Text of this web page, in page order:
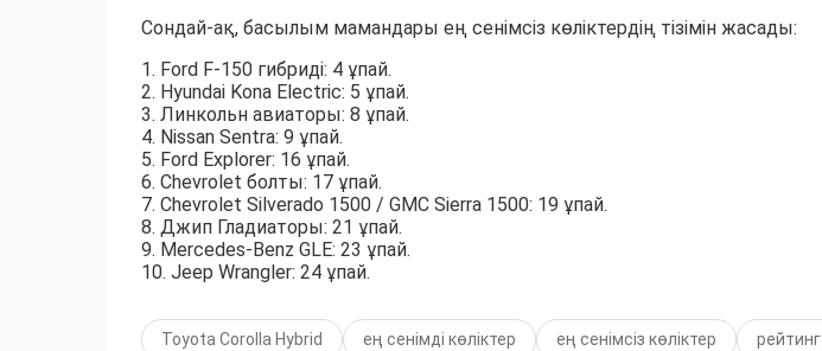
Сондай-ақ, басылым мамандары ең сенімсіз көліктердің тізімін жасады:
1. Ford F-150 гибриді: 4 ұпай.
2. Hyundai Kona Electric: 5 ұпай.
3. Линкольн авиаторы: 8 ұпай.
4. Nissan Sentra: 9 ұпай.
5. Ford Explorer: 16 ұпай.
6. Chevrolet болты: 17 ұпай.
7. Chevrolet Silverado 1500 / GMC Sierra 1500: 19 ұпай.
8. Джип Гладиаторы: 21 ұпай.
9. Mercedes-Benz GLE: 23 ұпай.
10. Jeep Wrangler: 24 ұпай.
Toyota Corolla Hybrid ең сенімді көліктер ең сенімсіз көліктер рейтинг